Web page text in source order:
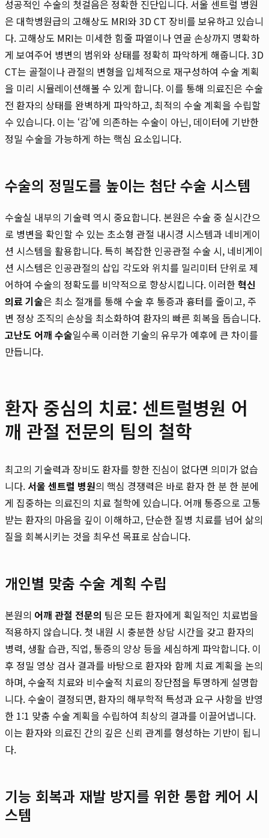
성공적인 수술의 첫걸음은 정확한 진단입니다. 서울 센트럴 병원
은 대학병원급의 고해상도 MRI와 3D CT 장비를 보유하고 있습니
다. 고해상도 MRI는 미세한 힘줄 파열이나 연골 손상까지 명확하
게 보여주어 병변의 범위와 상태를 정확히 파악하게 해줍니다. 3D
CT는 골절이나 관절의 변형을 입체적으로 재구성하여 수술 계획
을 미리 시뮬레이션해볼 수 있게 합니다. 이를 통해 의료진은 수술
전 환자의 상태를 완벽하게 파악하고, 최적의 수술 계획을 수립할
수 있습니다. 이는 ‘감’에 의존하는 수술이 아닌, 데이터에 기반한
정밀 수술을 가능하게 하는 핵심 요소입니다.
수술의 정밀도를 높이는 첨단 수술 시스템
수술실 내부의 기술력 역시 중요합니다. 본원은 수술 중 실시간으
로 병변을 확인할 수 있는 초소형 관절 내시경 시스템과 네비게이
션 시스템을 활용합니다. 특히 복잡한 인공관절 수술 시, 네비게이
션 시스템은 인공관절의 삽입 각도와 위치를 밀리미터 단위로 제
어하여 수술의 정확도를 비약적으로 향상시킵니다. 이러한혁신
의료 기술은 최소 절개를 통해 수술 후 통증과 흉터를 줄이고, 주
변 정상 조직의 손상을 최소화하여 환자의 빠른 회복을 돕습니다.
고난도 어깨 수술일수록 이러한 기술의 유무가 예후에 큰 차이를
만듭니다.
환자 중심의 치료: 센트럴병원 어
깨 관절 전문의 팀의 철학
최고의 기술력과 장비도 환자를 향한 진심이 없다면 의미가 없습
니다. 서울 센트럴 병원의 핵심 경쟁력은 바로 환자 한 분 한 분에
게 집중하는 의료진의 치료 철학에 있습니다. 어깨 통증으로 고통
받는 환자의 마음을 깊이 이해하고, 단순한 질병 치료를 넘어 삶의
질을 회복시키는 것을 최우선 목표로 삼습니다.
개인별 맞춤 수술 계획 수립
본원의 어깨 관절 전문의 팀은 모든 환자에게 획일적인 치료법을
적용하지 않습니다. 첫 내원 시 충분한 상담 시간을 갖고 환자의
병력, 생활 습관, 직업, 통증의 양상 등을 세심하게 파악합니다. 이
후 정밀 영상 검사 결과를 바탕으로 환자와 함께 치료 계획을 논의
하며, 수술적 치료와 비수술적 치료의 장단점을 투명하게 설명합
니다. 수술이 결정되면, 환자의 해부학적 특성과 요구 사항을 반영
한 1:1 맞춤 수술 계획을 수립하여 최상의 결과를 이끌어냅니다.
이는 환자와 의료진 간의 깊은 신뢰 관계를 형성하는 기반이 됩니
다.
기능 회복과 재발 방지를 위한 통합 케어 시
스템